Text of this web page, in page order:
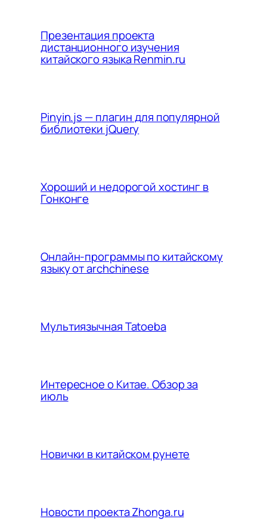
Презентация проекта
дистанционного изучения
китайского языка Renmin.ru
Pinyin.js — плагин для популярной
библиотеки jQuery
Хороший и недорогой хостинг в
Гонконге
Онлайн-программы по китайскому
языку от archchinese
Мультиязычная Tatoeba
Интересное о Китае. Обзор за
июль
Новички в китайском рунете
Новости проекта Zhonga.ru